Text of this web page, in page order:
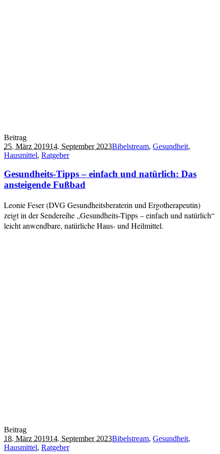
Beitrag
25. März 201914. September 2023Bibelstream, Gesundheit,
Hausmittel, Ratgeber
Gesundheits-Tipps – einfach und natürlich: Das
ansteigende Fußbad
Leonie Feser (DVG Gesundheitsberaterin und Ergotherapeutin)
zeigt in der Sendereihe „Gesundheits-Tipps – einfach und natürlich“
leicht anwendbare, natürliche Haus- und Heilmittel.
Beitrag
18. März 201914. September 2023Bibelstream, Gesundheit,
Hausmittel, Ratgeber